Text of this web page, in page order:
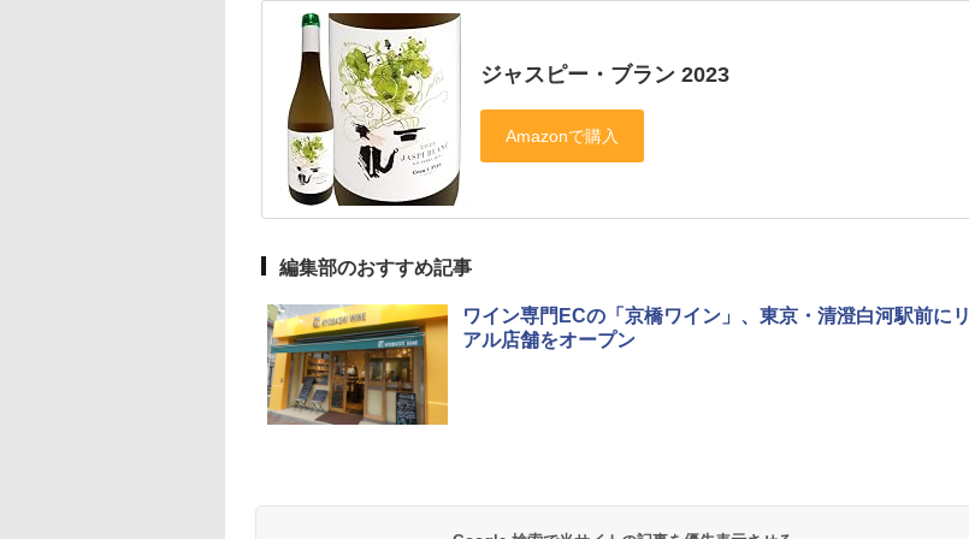
ジャスピー・ブラン 2023
編集部のおすすめ記事
ワイン専門ECの「京橋ワイン」、東京・清澄白河駅前にリ
アル店舗をオープン